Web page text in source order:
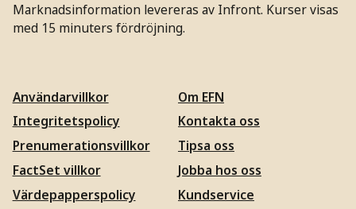
Marknadsinformation levereras av Infront. Kurser visas
med 15 minuters fördröjning.
Användarvillkor
Integritetspolicy
Prenumerationsvillkor
FactSet villkor
Värdepapperspolicy
Om EFN
Kontakta oss
Tipsa oss
Jobba hos oss
Kundservice